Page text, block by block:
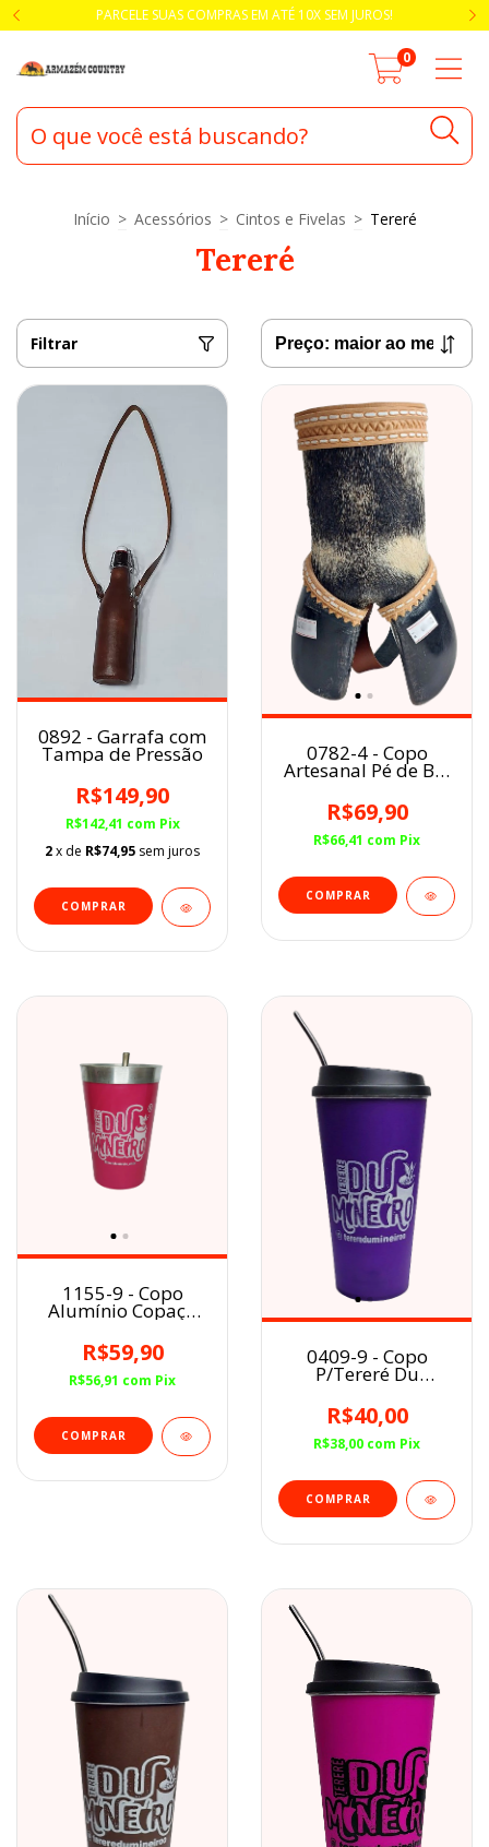
PARCELE SUAS COMPRAS EM ATÉ 10X SEM JUROS!
0
Início > Acessórios > Cintos e Fivelas > Tereré
Tereré
Filtrar
0892 - Garrafa com
Tampa de Pressão
R$149,90
R$142,41 com Pix
2x de R$74,95 sem juros
0782-4 - Copo
Artesanal Pé de Boi
R$69,90
R$66,41 com Pix
1155-9 - Copo
Alumínio Copaço
R$59,90
R$56,91 com Pix
0409-9 - Copo
P/Tereré Du
Bomba Inclusa
Roxa
R$40,00
R$38,00 com Pix